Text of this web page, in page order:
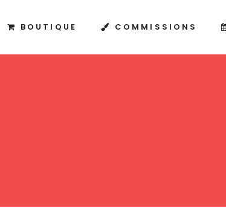
BOUTIQUE COMMISSIONS